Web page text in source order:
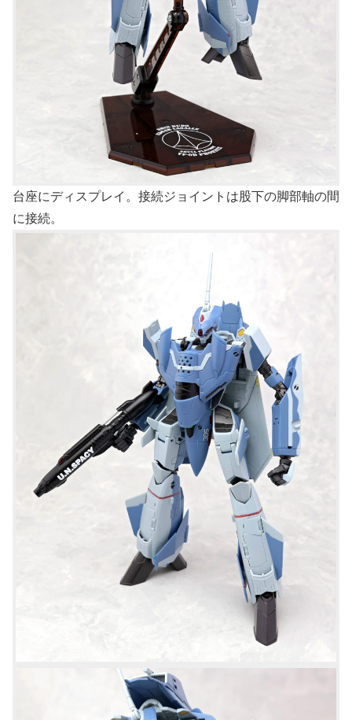
台座にディスプレイ。接続ジョイントは股下の脚部軸の間
に接続。